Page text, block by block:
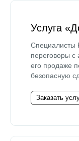
Услуга
Специалисты
переговоры
его продаже
безопасную
Заказать